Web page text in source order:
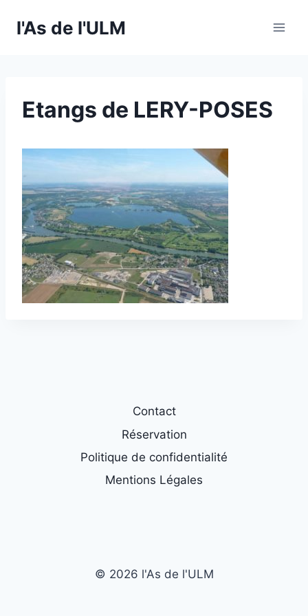
l'As de l'ULM
Etangs de LERY-POSES
Contact
Réservation
Politique de confidentialité
Mentions Légales
© 2026 l'As de l'ULM